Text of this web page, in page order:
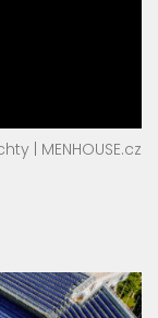
| MENHOUSE.cz